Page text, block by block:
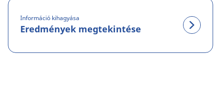
Információ kihagyása
Eredmények megtekintése